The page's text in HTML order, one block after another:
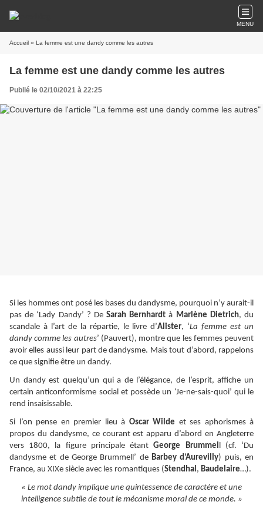
MENU
Accueil » La femme est une dandy comme les autres
La femme est une dandy comme les autres
Publié le 02/10/2021 à 22:25
Si les hommes ont posé les bases du dandysme, pourquoi n’y aurait-il
pas de ‘Lady Dandy’ ? DeSarah Bernhardt à Marlène Dietrich, du
scandale à l’art de la répartie, le livre d’Alister, ‘La femme est un
dandy comme les autres’ (Pauvert), montre que les femmes peuvent
avoir elles aussi leur part de dandysme. Mais tout d’abord, rappelons
ce que signifie être un dandy.
Un dandy est quelqu’un qui a de l’élégance, de l’esprit, affiche un
certain anticonformisme social et possède un ‘Je-ne-sais-quoi’ qui le
rend insaisissable.
Si l’on pense en premier lieu à Oscar Wilde et ses aphorismes à
propos du dandysme, ce courant est apparu d’abord en Angleterre
vers 1800, la figure principale étantGeorge Brummell (cf. ‘Du
dandysme et de George Brummell’ de Barbey d’Aurevilly) puis, en
France, au XIXe siècle avec les romantiques (Stendhal, Baudelaire…).
« Le mot dandy implique une quintessence de caractère et une
intelligence subtile de tout le mécanisme moral de ce monde. »